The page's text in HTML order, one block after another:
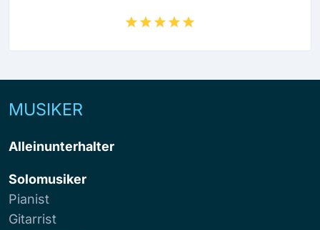
MUSIKER
Alleinunterhalter
Solomusiker
Pianist
Gitarrist